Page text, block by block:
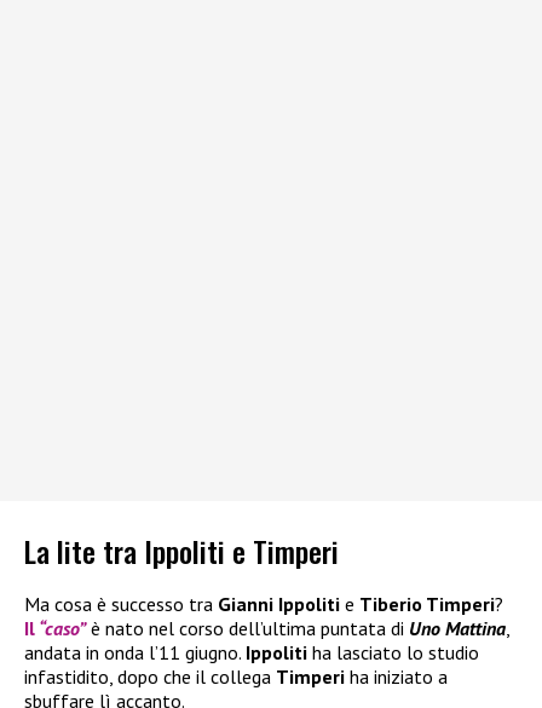
La lite tra Ippoliti e Timperi
Ma cosa è successo tra Gianni Ippoliti e Tiberio Timperi?
Il “caso” è nato nel corso dell’ultima puntata di Uno Mattina
andata in onda l’11 giugno. Ippoliti ha lasciato lo studio
infastidito, dopo che il collega Timperi ha iniziato a
sbuffare lì accanto.